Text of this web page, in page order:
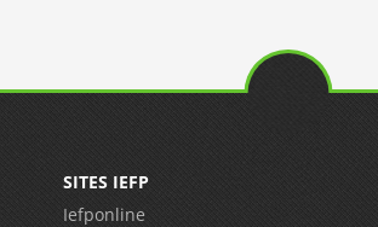
SITES IEFP
Iefponline